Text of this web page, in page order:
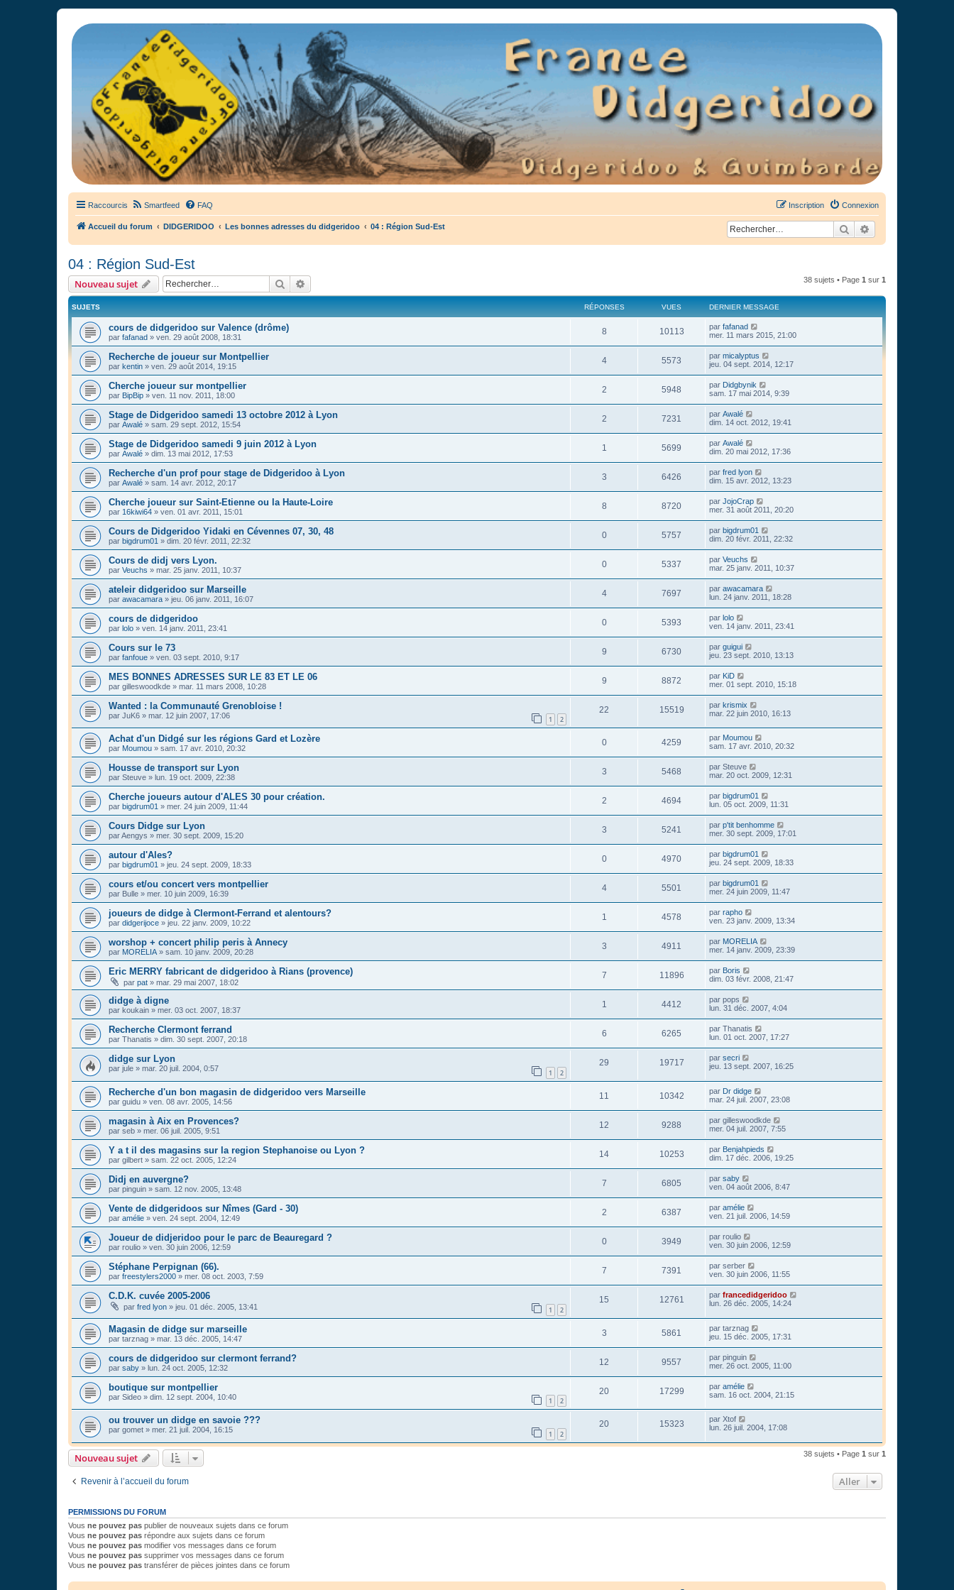
France Didgeridoo
Didgeridoo et Guimbarde sur France Didgeridoo - retrouvez la communauté.
Raccourcis Smartfeed FAQ Connexion
Inscription
Accueil du forum DIDGERIDOO Les bonnes adresses du didgeridoo 04 : Région Sud-Est Rechercher
04 : Région Sud-Est
Nouveau sujet Rechercher 38 sujets • Page 1 sur 1
SUJETS RÉPONSES VUES DERNIER MESSAGE
cours de didgeridoo sur Valence (drôme)
par fafanad » ven. 29 août 2008, 18:31
8 10113 par fafanad
mer. 11 mars 2015, 21:00
Recherche de joueur sur Montpellier
par kentin » ven. 29 août 2014, 19:15
4 5573 par micalyptus
jeu. 04 sept. 2014, 12:17
Cherche joueur sur montpellier
par BipBip » ven. 11 nov. 2011, 18:00
2 5948 par Didgbynik
sam. 17 mai 2014, 9:39
Stage de Didgeridoo samedi 13 octobre 2012 à Lyon
par Awalé » sam. 29 sept. 2012, 15:54
2 7231 par Awalé
dim. 14 oct. 2012, 19:41
Stage de Didgeridoo samedi 9 juin 2012 à Lyon
par Awalé » dim. 13 mai 2012, 17:53
1 5699 par Awalé
dim. 20 mai 2012, 17:36
Recherche d'un prof pour stage de Didgeridoo à Lyon
par Awalé » sam. 14 avr. 2012, 20:17
3 6426 par fred lyon
dim. 15 avr. 2012, 13:23
Cherche joueur sur Saint-Etienne ou la Haute-Loire
par 16kiwi64 » ven. 01 avr. 2011, 15:01
8 8720 par JojoCrap
mer. 31 août 2011, 20:20
Cours de Didgeridoo Yidaki en Cévennes 07, 30, 48
par bigdrum01 » dim. 20 févr. 2011, 22:32
0 5757 par bigdrum01
dim. 20 févr. 2011, 22:32
Cours de didj vers Lyon.
par Veuchs » mar. 25 janv. 2011, 10:37
0 5337 par Veuchs
mar. 25 janv. 2011, 10:37
ateleir didgeridoo sur Marseille
par awacamara » jeu. 06 janv. 2011, 16:07
4 7697 par awacamara
lun. 24 janv. 2011, 18:28
cours de didgeridoo
par lolo » ven. 14 janv. 2011, 23:41
0 5393 par lolo
ven. 14 janv. 2011, 23:41
Cours sur le 73
par fanfoue » ven. 03 sept. 2010, 9:17
9 6730 par guigui
jeu. 23 sept. 2010, 13:13
MES BONNES ADRESSES SUR LE 83 ET LE 06
par gilleswoodkde » mar. 11 mars 2008, 10:28
9 8872 par KiD
mer. 01 sept. 2010, 15:18
Wanted : la Communauté Grenobloise !
par JuK6 » mar. 12 juin 2007, 17:06 1 2
22 15519 par krismix
mar. 22 juin 2010, 16:13
Achat d'un Didgé sur les régions Gard et Lozère
par Moumou » sam. 17 avr. 2010, 20:32
0 4259 par Moumou
sam. 17 avr. 2010, 20:32
Housse de transport sur Lyon
par Steuve » lun. 19 oct. 2009, 22:38
3 5468 par Steuve
mar. 20 oct. 2009, 12:31
Cherche joueurs autour d'ALES 30 pour création.
par bigdrum01 » mer. 24 juin 2009, 11:44
2 4694 par bigdrum01
lun. 05 oct. 2009, 11:31
Cours Didge sur Lyon
parAengys » mer. 30 sept. 2009, 15:20
3 5241 par p'tit benhomme
mer. 30 sept. 2009, 17:01
autour d'Ales?
par bigdrum01 » jeu. 24 sept. 2009, 18:33
0 4970 par bigdrum01
jeu. 24 sept. 2009, 18:33
cours et/ou concert vers montpellier
par Bulle » mer. 10 juin 2009, 16:39
4 5501 par bigdrum01
mer. 24 juin 2009, 11:47
joueurs de didge à Clermont-Ferrand et alentours?
par didgerijoce » jeu. 22 janv. 2009, 10:22
1 4578 par rapho
ven. 23 janv. 2009, 13:34
worshop + concert philip peris à Annecy
par MORELIA» sam. 10 janv. 2009, 20:28
3 4911 par MORELIA
mer. 14 janv. 2009, 23:39
Eric MERRY fabricant de didgeridoo à Rians (provence)
par pat » mar. 29 mai 2007, 18:02
7 11896 par Boris
dim. 03 févr. 2008, 21:47
didge à digne
par koukain » mer. 03 oct. 2007, 18:37
1 4412 par pops
lun. 31 déc. 2007, 4:04
Recherche Clermont ferrand
par Thanatis » dim. 30 sept. 2007, 20:18
6 6265 par Thanatis
lun. 01 oct. 2007, 17:27
didge sur Lyon
par jule » mar. 20 juil. 2004, 0:57 1 2
29 19717 par secri
jeu. 13 sept. 2007, 16:25
Recherche d'un bon magasin de didgeridoo vers Marseille
par guidu » ven. 08 avr. 2005, 14:56
11 10342 par Dr didge
mar. 24 juil. 2007, 23:08
magasin à Aix en Provences?
par seb » mer. 06 juil. 2005, 9:51
12 9288 par gilleswoodkde
mer. 04 juil. 2007, 7:55
Y a t il des magasins sur la region Stephanoise ou Lyon ?
par gilbert » sam. 22 oct. 2005, 12:24
14 10253 par Benjahpieds
dim. 17 déc. 2006, 19:25
Didj en auvergne?
par pinguin » sam. 12 nov. 2005, 13:48
7 6805 par saby
ven. 04 août 2006, 8:47
Vente de didgeridoos sur Nîmes (Gard - 30)
par amélie » ven. 24 sept. 2004, 12:49
2 6387 par amélie
ven. 21 juil. 2006, 14:59
Joueur de didjeridoo pour le parc de Beauregard ?
par roulio » ven. 30 juin 2006, 12:59
0 3949 par roulio
ven. 30 juin 2006, 12:59
Stéphane Perpignan (66).
par freestylers2000 » mer. 08 oct. 2003, 7:59
7 7391 par serber
ven. 30 juin 2006, 11:55
C.D.K. cuvée 2005-2006
par fred lyon » jeu. 01 déc. 2005, 13:41 1 2
15 12761 par francedidgeridoo
lun. 26 déc. 2005, 14:24
Magasin de didge sur marseille
par tarznag » mar. 13 déc. 2005, 14:47
3 5861 par tarznag
jeu. 15 déc. 2005, 17:31
cours de didgeridoo sur clermont ferrand?
par saby » lun. 24 oct. 2005, 12:32
12 9557 par pinguin
mer. 26 oct. 2005, 11:00
boutique sur montpellier
par Sideo » dim. 12 sept. 2004, 10:40 1 2
20 17299 par amélie
sam. 16 oct. 2004, 21:15
ou trouver un didge en savoie ???
par gomet » mer. 21 juil. 2004, 16:15 1 2
20 15323 par Xtof
lun. 26 juil. 2004, 17:08
Nouveau sujet 38 sujets • Page 1 sur 1
Revenir à l’accueil du forum Aller
PERMISSIONS DU FORUM
Vous ne pouvez pas publier de nouveaux sujets dans ce forum
Vous ne pouvez pas répondre aux sujets dans ce forum
Vous ne pouvez pas modifier vos messages dans ce forum
Vous ne pouvez pas supprimer vos messages dans ce forum
Vous ne pouvez pas transférer de pièces jointes dans ce forum